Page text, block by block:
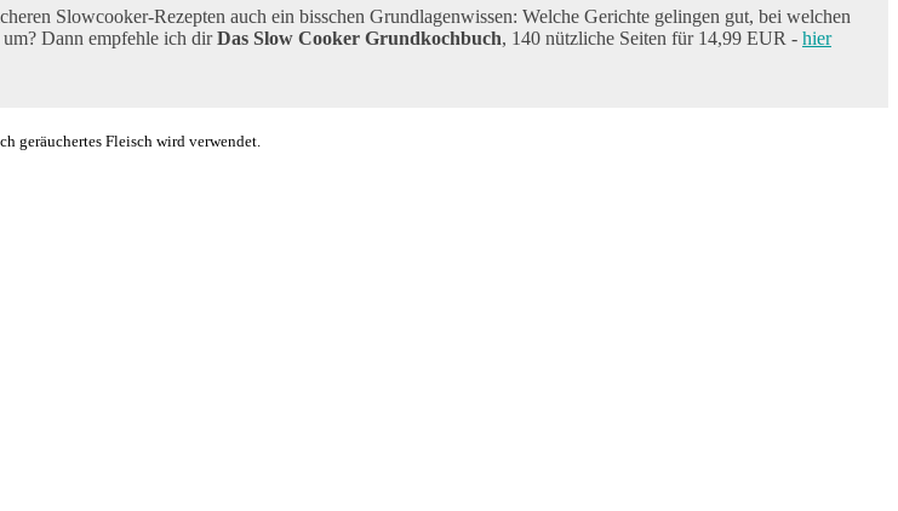
Slowcooker-Rezepten auch ein bisschen Grundlagenwissen: Welche Gerichte gelingen gut, bei welchen
Dann empfehle ich dirDas Slow Cooker Grundkochbuch, 140 nützliche Seiten für 14,99 EUR - hier
geräuchertes Fleisch wird verwendet.